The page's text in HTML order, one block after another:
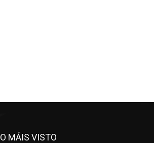
O MÁIS VISTO